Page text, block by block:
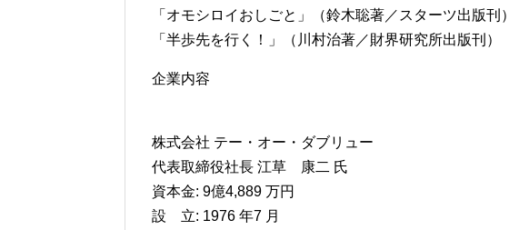
「オモシロイおしごと」（鈴木聡著／スターツ出版刊）
「半歩先を行く！」（川村治著／財界研究所出版刊）
企業内容
株式会社 テー・オー・ダブリュー
代表取締役社長 江草 康二 氏
資本金: 9億4,889 万円
設 立: 1976 年7 月